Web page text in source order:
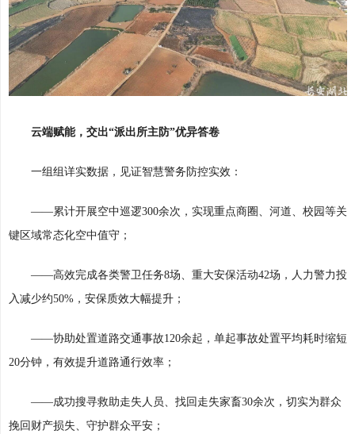
云端赋能，交出“派出所主防”优异答卷
一组组详实数据，见证智慧警务防控实效：
——累计开展空中巡逻300余次，实现重点商圈、河道、校园等关
键区域常态化空中值守；
——高效完成各类警卫任务8场、重大安保活动42场，人力警力投
入减少约50%，安保质效大幅提升；
——协助处置道路交通事故120余起，单起事故处置平均耗时缩短
20分钟，有效提升道路通行效率；
——成功搜寻救助走失人员、找回走失家畜30余次，切实为群众
挽回财产损失、守护群众平安；